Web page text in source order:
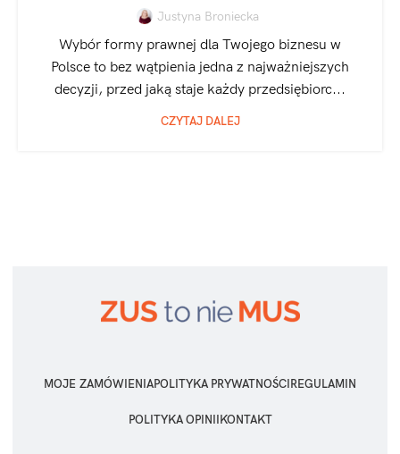
Justyna Broniecka
Wybór formy prawnej dla Twojego biznesu w
Polsce to bez wątpienia jedna z najważniejszych
decyzji, przed jaką staje każdy przedsiębiorc...
CZYTAJ DALEJ
MOJE ZAMÓWIENIAPOLITYKA PRYWATNOŚCIREGULAMIN
POLITYKA OPINIIKONTAKT